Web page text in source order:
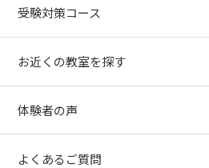
受験対策コース
（思考力アドバンスコースアストルム）
お近くの教室を探す
体験者の声
よくあるご質問